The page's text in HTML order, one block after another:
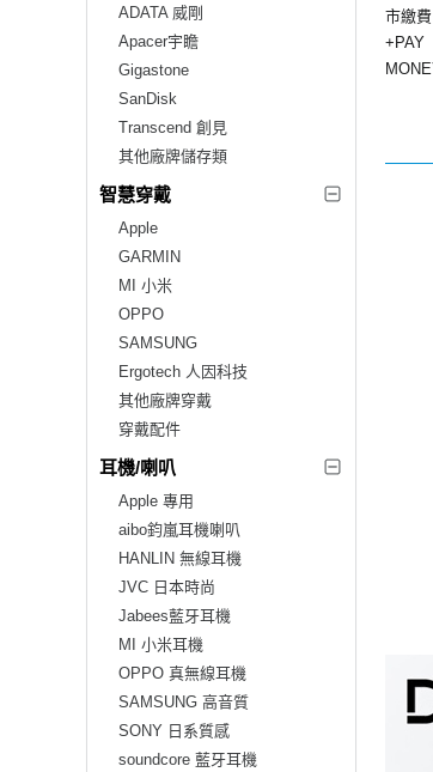
ADATA 威剛
Apacer宇瞻
Gigastone
SanDisk
Transcend 創見
其他廠牌儲存類
智慧穿戴
Apple
GARMIN
MI 小米
OPPO
SAMSUNG
Ergotech 人因科技
其他廠牌穿戴
穿戴配件
耳機/喇叭
Apple 專用
aibo鈞嵐耳機喇叭
HANLIN 無線耳機
JVC 日本時尚
Jabees藍牙耳機
MI 小米耳機
OPPO 真無線耳機
SAMSUNG 高音質
SONY 日系質感
soundcore 藍牙耳機
市繳費
+PAY